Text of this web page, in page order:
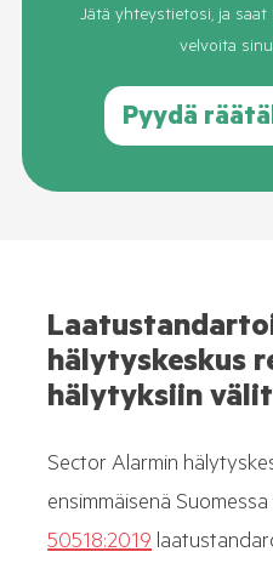
Jätä yhteystietosi, ja
velvoita
Pyydä
hälytyskeskus
hälytyksiin
Sector Alarmin
ensimmäisenä
50518:2019